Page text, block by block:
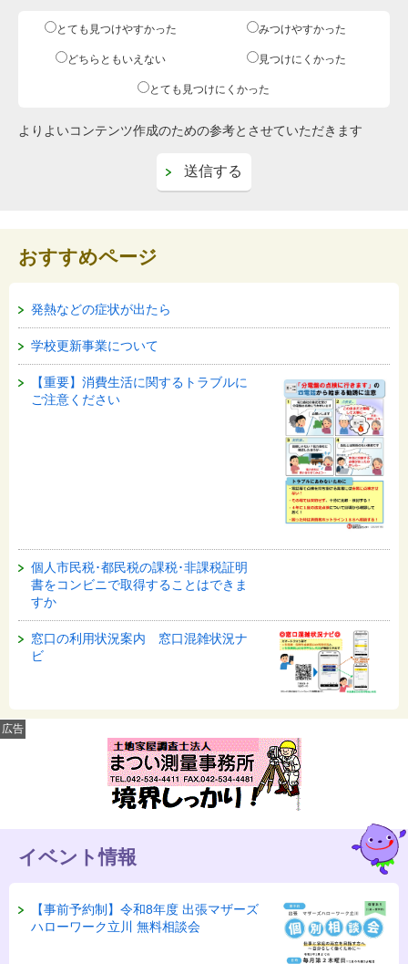
とても見つけやすかった みつけやすかった
どちらともいえない 見つけにくかった
とても見つけにくかった
よりよいコンテンツ作成のための参考とさせていただきます
おすすめページ
発熱などの症状が出たら
学校更新事業について
【重要】消費生活に関するトラブルに
ご注意ください
個人市民税･都民税の課税･非課税証明
書をコンビニで取得することはできま
すか
窓口の利用状況案内 窓口混雑状況ナ
ビ
広告
イベント情報
【事前予約制】令和8年度 出張マザーズ
ハローワーク立川 無料相談会